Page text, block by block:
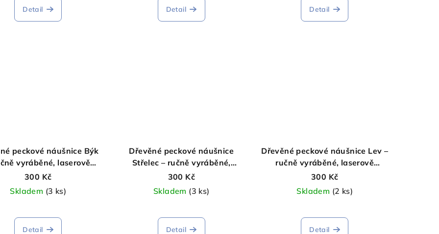
Detail Detail Detail
peckové náušnice Býk
vyráběné, laserově
gravírované
300 Kč
Skladem (3 ks)
Detail
Dřevěné peckové náušnice
Střelec – ručně vyráběné,
laserově gravírované
300 Kč
Skladem (3 ks)
Detail
Dřevěné peckové náušnice Lev –
ručně vyráběné, laserově
gravírované
300 Kč
Skladem (2 ks)
Detail